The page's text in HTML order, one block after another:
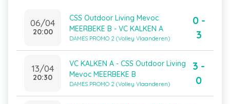
06/04
20:00
CSS Outdoor Living Mevoc
MEERBEKE B - VC KALKEN A
DAMES PROMO 2 (Volley Vlaanderen)
0 -
3
13/04
20:30
VC KALKEN A - CSS Outdoor Living
Mevoc MEERBEKE B
DAMES PROMO 2 (Volley Vlaanderen)
3 -
0